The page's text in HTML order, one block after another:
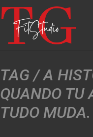
TAG /A
QUANDO TU
TUDO MUDA.